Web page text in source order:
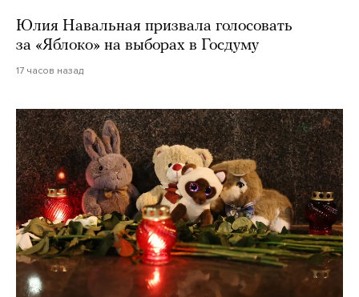
Юлия Навальная призвала голосовать
за «Яблоко» на выборах в Госдуму
17 часов назад